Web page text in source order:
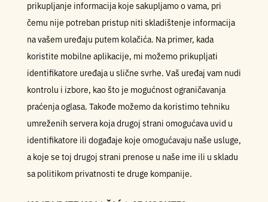
prikupljanje informacija koje sakupljamo o vama, pri
čemu nije potreban pristup niti skladištenje informacija
na vašem uređaju putem kolačića. Na primer, kada
koristite mobilne aplikacije, mi možemo prikupljati
identifikatore uređaja u slične svrhe. Vaš uređaj vam nudi
kontrolu i izbore, kao što je mogućnost ograničavanja
praćenja oglasa. Takođe možemo da koristimo tehniku
umreženih servera koja drugoj strani omogućava uvid u
identifikatore ili događaje koje omogućavaju naše usluge,
a koje se toj drugoj strani prenose u naše ime ili u skladu
sa politikom privatnosti te druge kompanije.